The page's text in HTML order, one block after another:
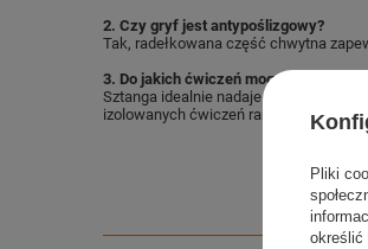
2. Czy gryf jest antypoślizgowy?
Tak, radełkowana część chwytna
3. Do jakich ćwiczeń mogę używać
Sztanga idealnie nadaje się do
izolowanych ćwiczeń ramion czy
Pliki
określić